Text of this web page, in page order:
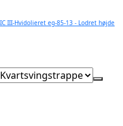
III-Hvidolieret eg-85-13 - Lodret højde